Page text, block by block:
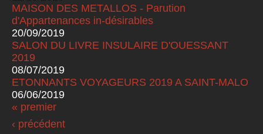
MAISON DES METALLOS - Parution
d'Appartenances in-désirables
20/09/2019
SALON DU LIVRE INSULAIRE D'OUESSANT
2019
08/07/2019
ETONNANTS VOYAGEURS 2019 A SAINT-MALO
06/06/2019
Pages
« premier
‹ précédent